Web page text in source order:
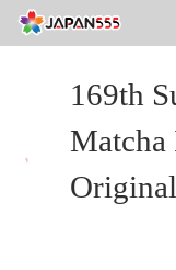
169th
Matcha
Original